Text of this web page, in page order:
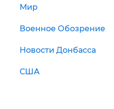
Мир
Военное Обозрение
Новости Донбасса
США